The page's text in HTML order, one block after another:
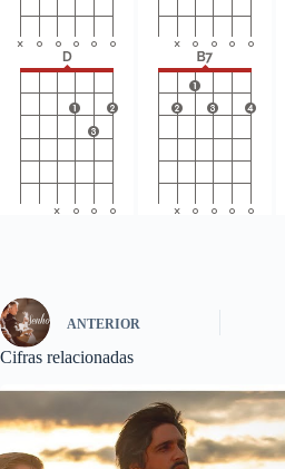
ANTERIOR
Cifras relacionadas